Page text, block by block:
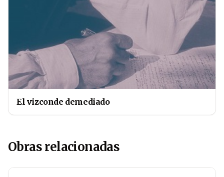
El vizconde demediado
Obras relacionadas